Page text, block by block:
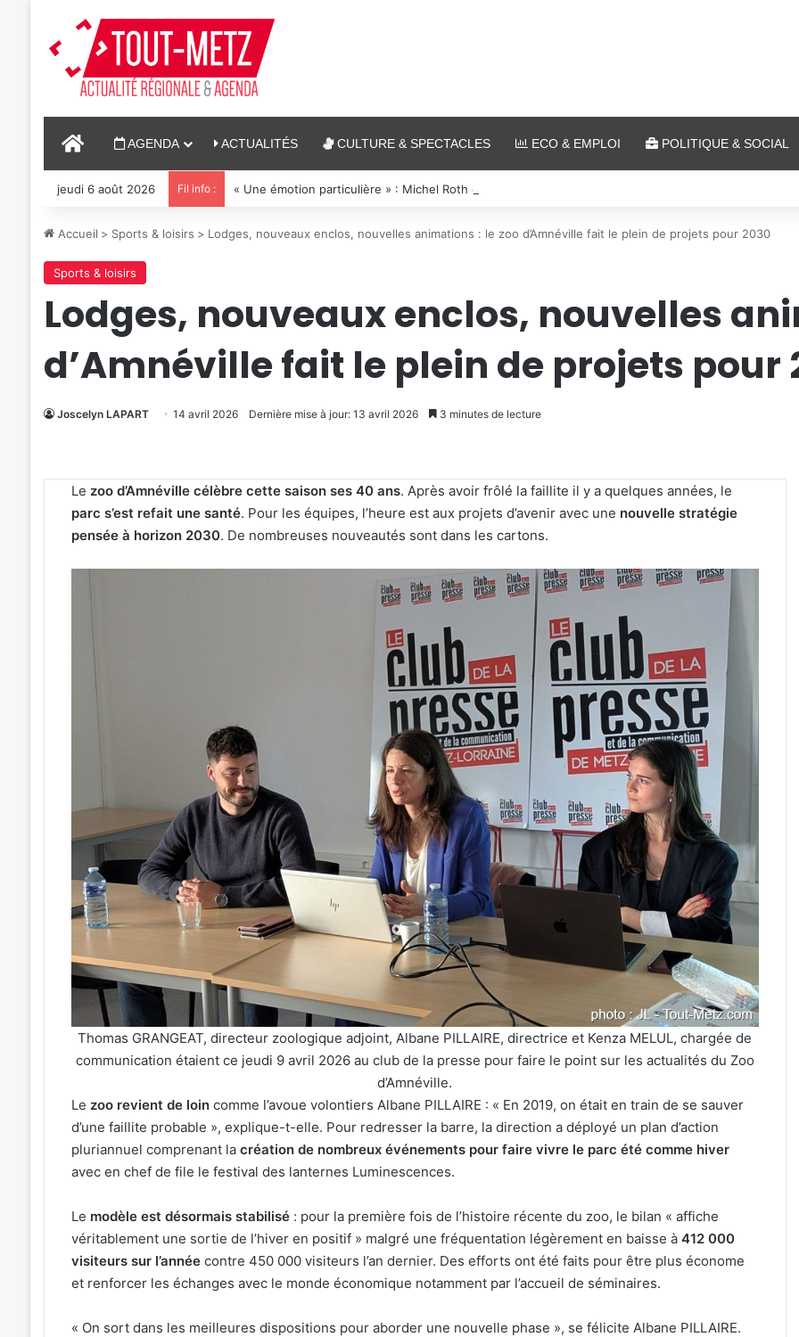
ACCUEILAGENDA ACTUALITÉS CULTURE & SPECTACLES ECO & EMPLOI POLITIQUE & SOCIAL
jeudi 6 août 2026 Fil info : « Une émotion particulière » : Michel Roth en cuisine pour le grand dîner caritatif de la FIM 2026
Accueil > Sports & loisirs > Lodges, nouveaux enclos, nouvelles animations : le zoo d’Amnéville fait le plein de projets pour 2030
Sports & loisirs
Lodges, nouveaux enclos, nouvelles
d’Amnéville fait le plein de projets pour
Joscelyn LAPART 14 avril 2026 Dernière mise à jour: 13 avril 2026 3 minutes de lecture
Le zoo d’Amnéville célèbre cette saison ses 40 ans. Après avoir frôlé la faillite il y a quelques années, le
parc s’est refait une santé. Pour les équipes, l’heure est aux projets d’avenir avec une nouvelle stratégie
pensée à horizon 2030. De nombreuses nouveautés sont dans les cartons.
Thomas GRANGEAT, directeur zoologique adjoint, Albane PILLAIRE, directrice et Kenza MELUL, chargée de
communication étaient ce jeudi 9 avril 2026 au club de la presse pour faire le point sur les actualités du Zoo
d’Amnéville.
Le zoo revient de loin comme l’avoue volontiers Albane PILLAIRE : « En 2019, on était en train de se sauver
d’une faillite probable », explique-t-elle. Pour redresser la barre, la direction a déployé un plan d’action
pluriannuel comprenant la création de nombreux événements pour faire vivre le parc été comme hiver
avec en chef de file le festival des lanternes Luminescences.
Le modèle est désormais stabilisé: pour la première fois de l’histoire récente du zoo, le bilan « affiche
véritablement une sortie de l’hiver en positif » malgré une fréquentation légèrement en baisse à 412 000
visiteurs sur l’annéecontre 450 000 visiteurs l’an dernier. Des efforts ont été faits pour être plus économe
et renforcer les échanges avec le monde économique notamment par l’accueil de séminaires.
« On sort dans les meilleures dispositions pour aborder une nouvelle phase », se félicite Albane PILLAIRE.
de musique celte
au parc archéologique
les 7 et 8 août 2026
«
Une
émotion
particulière
:
Michel
Roth
en
cuisine
le
dîner
de
FIM
2026
31 juillet 2026
« Une émotion particulière » :
Michel Roth en cuisine pour le
grand dîner caritatif de la FIM
2026
Metz,
armée,
sports
combat
actus
de
Metz
juillet
31 juillet 2026
Tout-Metz, armée, sports de
combat : 7 actus de la semaine
Metz (31 juillet 2026)